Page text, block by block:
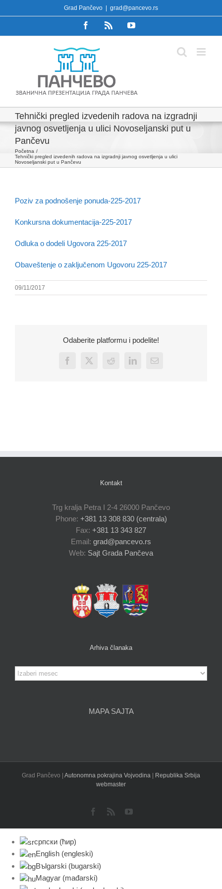
to
Grad Pančevo grad@pancevo.rs
FacebookRss YouTube
Tehnički pregled izvedenih radova na izgradnji
javnog osvetljenja u ulici Novoseljanski put u
Pančevu
Početna
Tehnički pregled izvedenih radova na izgradnji javnog osvetljenja u ulici
Novoseljanski put u Pančevu
Poziv za podnošenje ponuda-225-2017
Konkursna dokumentacija-225-2017
Odluka o dodeli Ugovora 225-2017
Obaveštenje o zaključenom Ugovoru 225-2017
09/11/2017
Odaberite platformu i podelite!
Facebook
X Reddit LinkedInEmail
Kontakt
Trg kralja Petra I 2-4 26000 Pančevo
Phone: +381 13 308 830 (centrala)
Fax: +381 13 343 827
Email: grad@pancevo.rs
Web: Sajt Grada Pančeva
Arhiva članaka
Arhiva
članaka
MAPA SAJTA
Grad Pančevo | Autonomna pokrajina Vojvodina | Republika Srbija
webmaster
Facebook
Rss YouTube
српски (ћир)
English (engleski)
Bъlgarski (bugarski)
Magyar (mađarski)